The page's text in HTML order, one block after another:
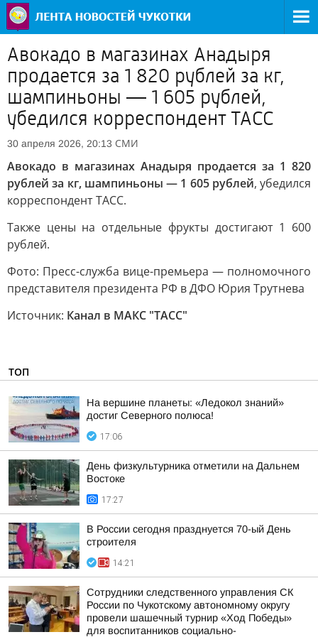
Авокадо в магазинах Анадыря
продается за 1 820 рублей за кг,
шампиньоны — 1 605 рублей,
убедился корреспондент ТАСС
30 апреля 2026, 20:13 СМИ
Авокадо в магазинах Анадыря продается за 1 820
рублей за кг, шампиньоны — 1 605 рублей, убедился
корреспондент ТАСС.
Также цены на отдельные фрукты достигают 1 600
рублей.
Фото: Пресс-служба вице-премьера — полномочного
представителя президента РФ в ДФО Юрия Трутнева
Источник: Канал в МАКС "ТАСС"
ТОП
На вершине планеты: «Ледокол знаний»
достиг Северного полюса!
17:06
День физкультурника отметили на Дальнем
Востоке
17:27
В России сегодня празднуется 70-ый День
строителя
14:21
Сотрудники следственного управления СК
России по Чукотскому автономному округу
провели шашечный турнир «Ход Победы»
для воспитанников социально-